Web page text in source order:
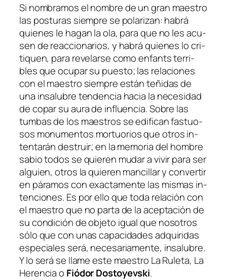
Si nom­bra­mos el nom­bre de un gran maes­tro
las pos­tu­ras siem­pre se po­la­ri­zan: ha­brá
quie­nes le ha­gan la ola, pa­ra que no les acu­
sen de reac­cio­na­rios, y ha­brá quie­nes lo cri­
ti­quen, pa­ra re­ve­lar­se co­moen­fants te­rri­
blesque ocu­par su pues­to; las re­la­cio­nes
con el maes­tro siem­pre es­tán te­ñi­das de
una in­sa­lu­bre ten­den­cia ha­cia la ne­ce­si­dad
de co­par su au­ra de in­fluen­cia. Sobre las
tum­bas de los maes­tros se edi­fi­can fas­tuo­
sos mo­nu­men­tos mor­tuo­rios que otros in­
ten­ta­rán des­truir; en la me­mo­ria del hom­bre
sa­bio to­dos se quie­ren mu­dar a vi­vir pa­ra ser
al­guien, otros la quie­ren man­ci­llar y con­ver­tir
en pá­ra­mos con exac­ta­men­te las mis­mas in­
ten­cio­nes. Es por ello que to­da re­la­ción con
el maes­tro que no par­ta de la acep­ta­ción de
su con­di­ción de ob­je­to igual que no­so­tros
só­lo que con unas ca­pa­ci­da­des ad­qui­ri­das
es­pe­cia­les se­rá, ne­ce­sa­ria­men­te, in­sa­lu­bre.
Y lo se­rá se lla­me es­te maes­tro La Ruleta, La
Herencia o Fiódor Dostoyevski.